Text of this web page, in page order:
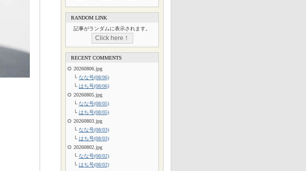
RANDOM LINK
記事がランダムに表示されます。
RECENT COMMENTS
20260806.jpg
└ なな号(08/06)
└ はち号(08/06)
20260805.jpg
└ なな号(08/05)
└ はち号(08/05)
20260803.jpg
└ なな号(08/03)
└ はち号(08/03)
20260802.jpg
└ なな号(08/02)
└ はち号(08/02)